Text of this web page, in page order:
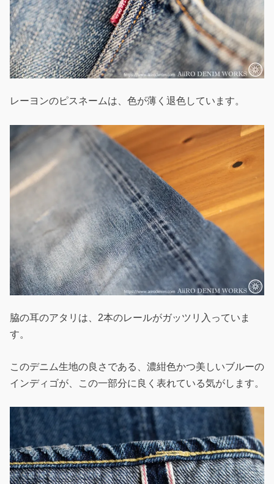
レーヨンのピスネームは、色が薄く退色しています。
脇の耳のアタリは、2本のレールがガッツリ入っていま
す。
このデニム生地の良さである、濃紺色かつ美しいブルーの
インディゴが、この一部分に良く表れている気がします。